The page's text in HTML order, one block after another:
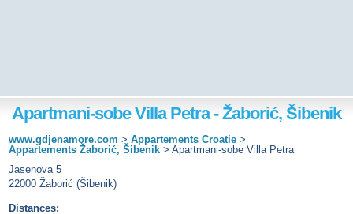
Apartmani-sobe Villa Petra - Žaborić, Šibenik
www.gdjenamore.com > Appartements Croatie >
Appartements Žaborić, Šibenik > Apartmani-sobe Villa Petra
Jasenova 5
22000 Žaborić (Šibenik)
Distances: